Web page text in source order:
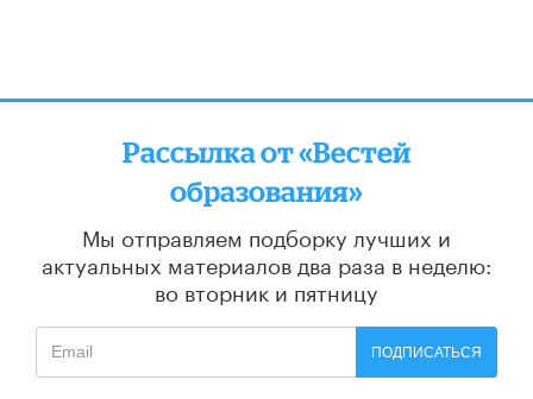
Рассылка от «Вестей
образования»
Мы отправляем подборку лучших и
актуальных материалов два раза в неделю:
во вторник и пятницу
ПОДПИСАТЬСЯ